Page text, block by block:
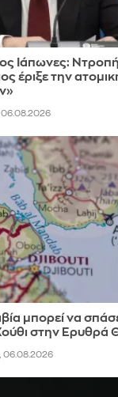
Ιάπωνες: Ντροπή
έριξε την
06.08.2026
μπορεί να
στην Ερυθρά
06.08.2026